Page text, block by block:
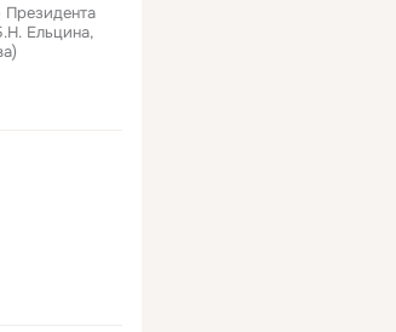
Президента
Ельцина,